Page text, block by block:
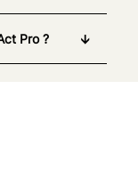
Pro ?